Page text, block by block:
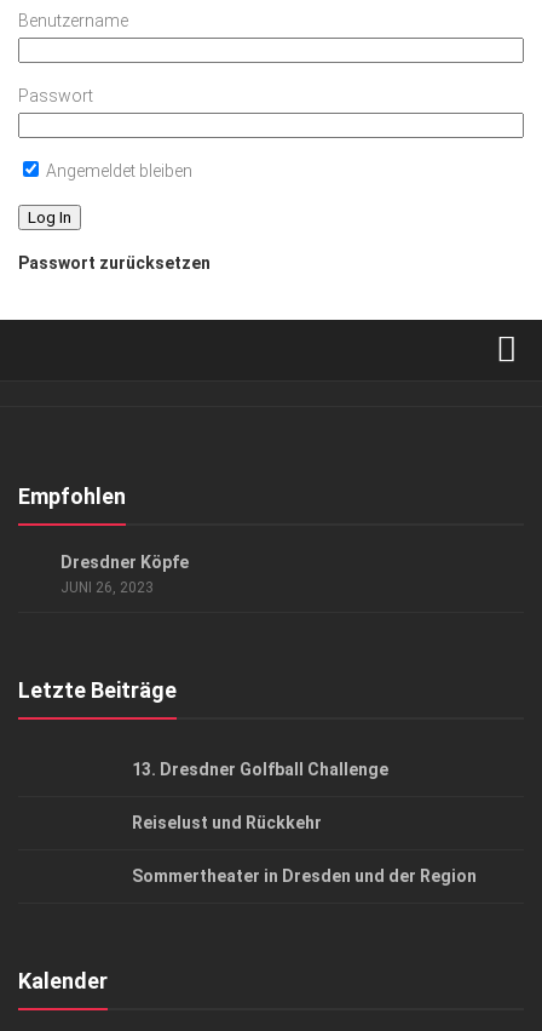
Benutzername
Passwort
Angemeldet bleiben
Passwort zurücksetzen
Kontakt, Impressum
Empfohlen
Dresdner Köpfe
JUNI 26, 2023
Letzte Beiträge
13. Dresdner Golfball Challenge
Reiselust und Rückkehr
Sommertheater in Dresden und der Region
Kalender